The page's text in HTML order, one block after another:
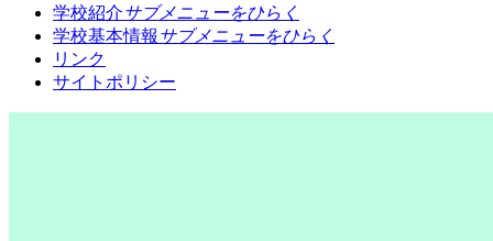
学校紹介サブメニューをひらく
学校基本情報 サブメニューをひらく
リンク
サイトポリシー